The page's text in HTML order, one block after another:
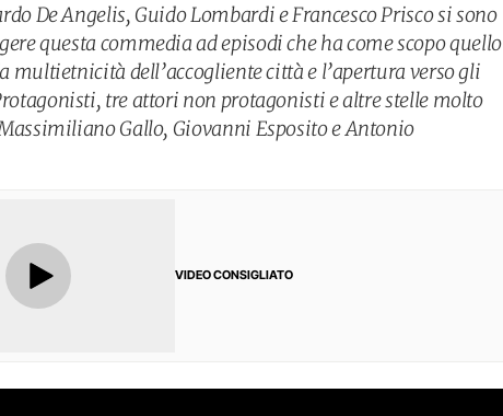
De Angelis, Guido Lombardi e Francesco Prisco si sono
questa commedia ad episodi che ha come scopo quello
multietnicità dell’accogliente città e l’apertura verso gli
tre attori non protagonisti e altre stelle molto
Gallo, Giovanni Esposito e Antonio
VIDEO CONSIGLIATO